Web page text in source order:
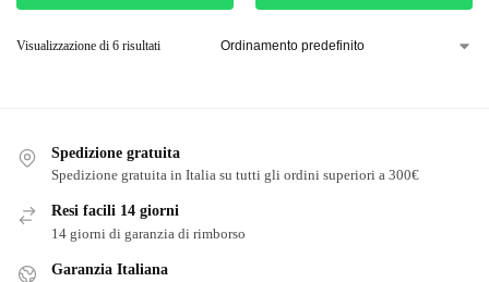
Visualizzazione di 6 risultati
Spedizione gratuita
Spedizione gratuita in Italia su tutti gli ordini superiori a 300€
Resi facili 14 giorni
14 giorni di garanzia di rimborso
Garanzia Italiana